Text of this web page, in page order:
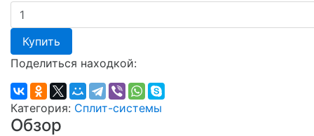
Купить
Поделиться находкой:
Категория: Сплит-системы
Обзор